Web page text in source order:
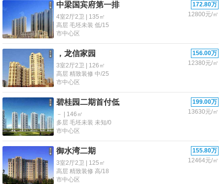
中梁国宾府第一排
172.80万
12800元/㎡
4室2厅2卫 | 135㎡
高层 毛坯未装 低/15
市中心区
，龙信家园
156.00万
12380元/㎡
3室2厅2卫 | 126㎡
高层 精致装修 中/25
市中心区
碧桂园二期首付低
199.00万
13630元/㎡
－ | 146㎡
多层 毛坯未装 未知/0
市中心区
御水湾二期
155.80万
12464元/㎡
3室2厅2卫 | 125㎡
高层 精致装修 高/18
市中心区